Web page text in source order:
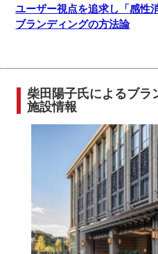
ユーザー視点を追求し「感性
ブランディングの方法論
柴田陽子氏によるブラ
施設情報